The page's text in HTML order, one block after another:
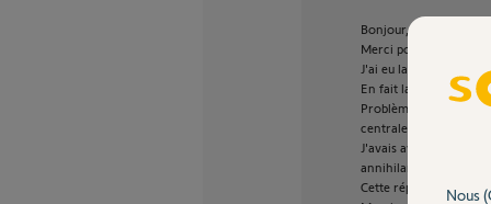
Bonjour,
Merci pour votre
J'ai eu la chance
En fait la mise à jour
Problème résolu :
centrale alarme SOMFY.
J'avais avancé le
annihilant toutes les
Cette réponse Nous